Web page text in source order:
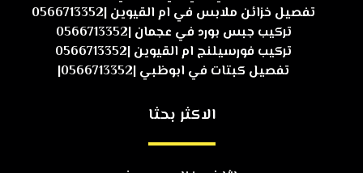
تفصيل خزائن ملابس في ام القيوين |0566713352
تركيب جبس بورد في عجمان |0566713352
تركيب فورسيلنج ام القيوين |0566713352
تفصيل كبتات في ابوظبي |0566713352|
الاكثر بحثا